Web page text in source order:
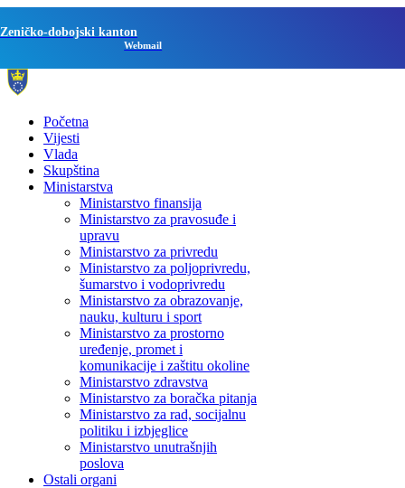
Zeničko-dobojski kanton
Webmail
Početna
Vijesti
Vlada
Skupština
Ministarstva
Ministarstvo finansija
Ministarstvo za pravosuđe i
upravu
Ministarstvo za privredu
Ministarstvo za poljoprivredu,
šumarstvo i vodoprivredu
Ministarstvo za obrazovanje,
nauku, kulturu i sport
Ministarstvo za prostorno
uređenje, promet i
komunikacije i zaštitu okoline
Ministarstvo zdravstva
Ministarstvo za boračka pitanja
Ministarstvo za rad, socijalnu
politiku i izbjeglice
Ministarstvo unutrašnjih
poslova
Ostali organi